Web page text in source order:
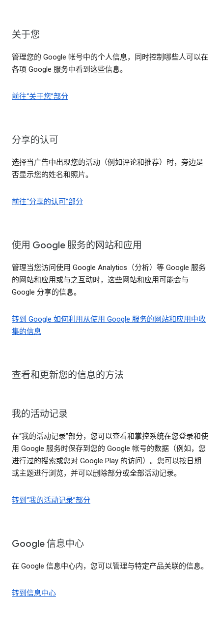
关于您
管理您的 Google 帐号中的个人信息，同时控制哪些人可以在
各项 Google 服务中看到这些信息。
前往“关于您”部分
分享的认可
选择当广告中出现您的活动（例如评论和推荐）时，旁边是
否显示您的姓名和照片。
前往“分享的认可”部分
使用 Google 服务的网站和应用
管理当您访问使用 Google Analytics（分析）等 Google 服务
的网站和应用或与之互动时，这些网站和应用可能会与
Google 分享的信息。
转到 Google 如何利用从使用 Google 服务的网站和应用中收
集的信息
查看和更新您的信息的方法
我的活动记录
在“我的活动记录”部分，您可以查看和掌控系统在您登录和使
用 Google 服务时保存到您的 Google 帐号的数据（例如，您
进行过的搜索或您对 Google Play 的访问）。您可以按日期
或主题进行浏览，并可以删除部分或全部活动记录。
转到“我的活动记录”部分
Google 信息中心
在 Google 信息中心内，您可以管理与特定产品关联的信息。
转到信息中心